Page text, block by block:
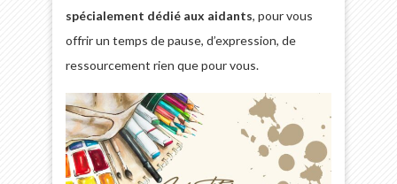
spécialement dédié aux aidants, pour vous
offrir un temps de pause, d’expression, de
ressourcement rien que pour vous.